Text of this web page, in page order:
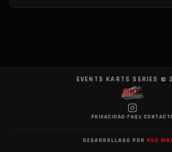
EVENTS KARTS SERIES ©
PRIVACIDAD FAQs
DESARROLLADO POR HUC